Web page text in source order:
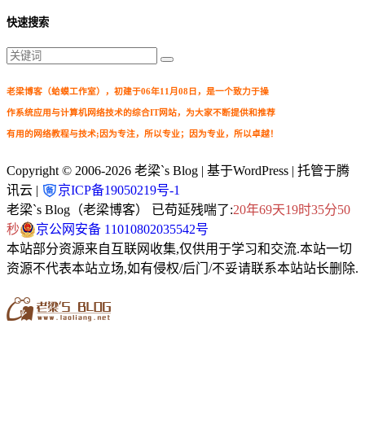
快速搜索
老梁博客（蛤蟆工作室），初建于06年11月08日，是一个致力于操
作系统应用与计算机网络技术的综合IT网站，为大家不断提供和推荐
有用的网络教程与技术;因为专注，所以专业；因为专业，所以卓越！
Copyright © 2006-2026 老梁`s Blog | 基于WordPress | 托管于腾
讯云 |
京ICP备19050219号-1
老梁`s Blog（老梁博客） 已苟延残喘了:20年69天19时35分52
秒
京公网安备 11010802035542号
本站部分资源来自互联网收集,仅供用于学习和交流.本站一切
资源不代表本站立场,如有侵权/后门/不妥请联系本站站长删除.